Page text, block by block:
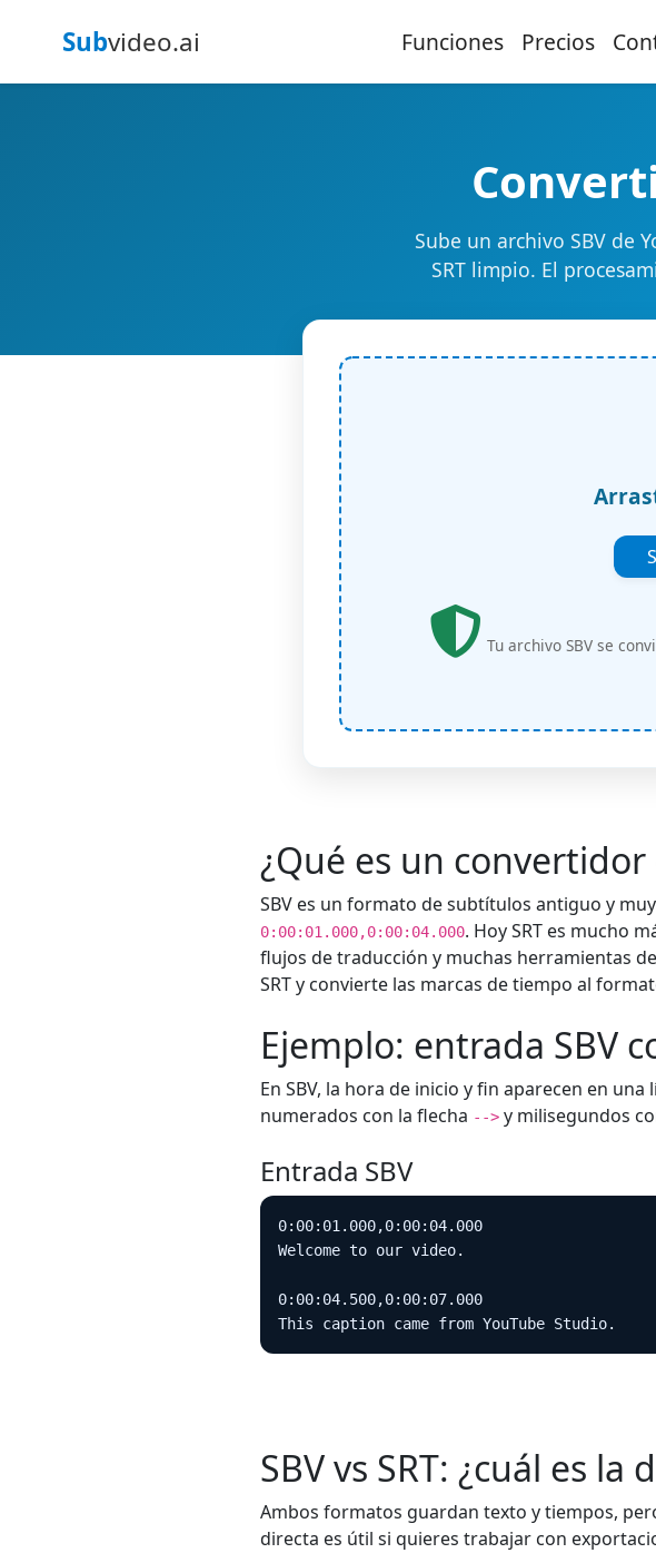
Subvideo.ai Funciones Precios
Sube un archivo SBV de
SRT limpio. El
Tu archivo SBV se
¿Qué es un convertidor
SBV es un formato de subtítulos antiguo y
0:00:01.000,0:00:04.000. Hoy SRT es mucho
flujos de traducción y muchas herramientas
SRT y convierte las marcas de tiempo al
Ejemplo: entrada SBV
En SBV, la hora de inicio y fin aparecen en
numerados con la flecha --> y milisegundos
Entrada SBV
0:00:01.000,0:00:04.000
Welcome to our video.
0:00:04.500,0:00:07.000
This caption came from YouTube Studio.
SBV vs SRT: ¿cuál es la
Ambos formatos guardan texto y tiempos,
directa es útil si quieres trabajar con